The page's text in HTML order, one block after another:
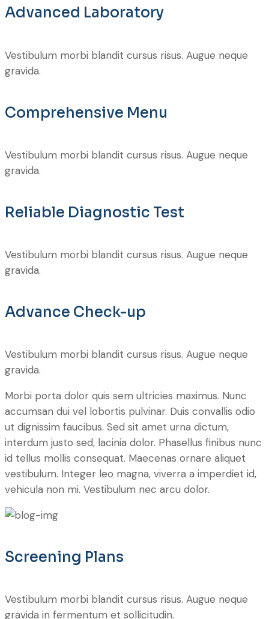
Advanced Laboratory
Vestibulum morbi blandit cursus risus. Augue neque
gravida.
Comprehensive Menu
Vestibulum morbi blandit cursus risus. Augue neque
gravida.
Reliable Diagnostic Test
Vestibulum morbi blandit cursus risus. Augue neque
gravida.
Advance Check-up
Vestibulum morbi blandit cursus risus. Augue neque
gravida.
Morbi porta dolor quis sem ultricies maximus. Nunc
accumsan dui vel lobortis pulvinar. Duis convallis odio
ut dignissim faucibus. Sed sit amet urna dictum,
interdum justo sed, lacinia dolor. Phasellus finibus nunc
id tellus mollis consequat. Maecenas ornare aliquet
vestibulum. Integer leo magna, viverra a imperdiet id,
vehicula non mi. Vestibulum nec arcu dolor.
Screening Plans
Vestibulum morbi blandit cursus risus. Augue neque
gravida in fermentum et sollicitudin.